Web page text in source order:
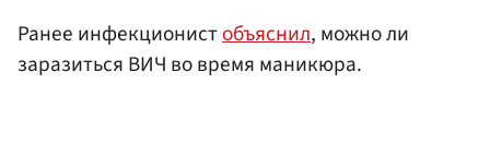
Ранее инфекционистобъяснил, можно ли
заразиться ВИЧ во время маникюра.